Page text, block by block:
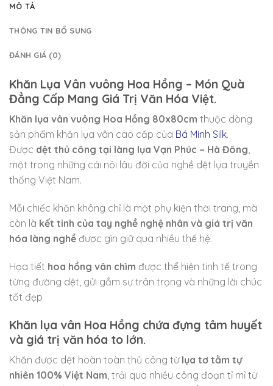
MÔ TẢ
THÔNG TIN BỔ SUNG
ĐÁNH GIÁ (0)
Khăn Lụa Vân vuông Hoa Hồng – Món Quà
Đẳng Cấp Mang Giá Trị Văn Hóa Việt.
Khăn lụa vân vuông Hoa Hồng 80x80cm thuộc dòng
sản phẩm khăn lụa vân cao cấp của Bá Minh Silk.
Được dệt thủ công tại làng lụa Vạn Phúc – Hà Đông,
một trong những cái nôi lâu đời của nghề dệt lụa truyền
thống Việt Nam.
Mỗi chiếc khăn không chỉ là một phụ kiện thời trang, mà
còn là kết tinh của tay nghề nghệ nhân và giá trị văn
hóa làng nghề được gìn giữ qua nhiều thế hệ.
Họa tiết hoa hồng vân chìm được thể hiện tinh tế trong
từng đường dệt, gửi gắm sự trân trọng và những lời chúc
tốt đẹp
Khăn lụa vân Hoa Hồng chứa đựng tâm huyết
và giá trị văn hóa to lớn.
Khăn được dệt hoàn toàn thủ công từ lụa tơ tằm tự
nhiên 100% Việt Nam, trải qua nhiều công đoạn tỉ mỉ từ